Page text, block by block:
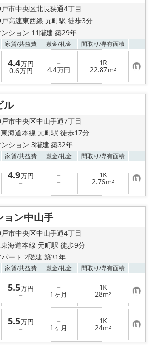
わせ
市中央区北長狭通4丁目
高速東西線 元町駅 徒歩3分
ンション 11階建 築29年
家賃/共益費 敷金/礼金 間取り/専有面積
4.4万円
0.6万円
－
4.4万円
1R
22.87m² お
気
に
り
ル
市中央区中山手通7丁目
東海道本線 元町駅 徒歩17分
ンション 3階建 築32年
家賃/共益費 敷金/礼金 間取り/専有面積
4.9万円
－
－
－
1K
2.76m² お
気
に
り
ョン中山手
市中央区中山手通4丁目
東海道本線 元町駅 徒歩9分
パート 2階建 築31年
家賃/共益費 敷金/礼金 間取り/専有面積
5.5万円
－
－
1 ヶ月
1K
28m² お
気
に
入
り
登
録
5.5万円
－
－
1 ヶ月
1K
24m² お
気
に